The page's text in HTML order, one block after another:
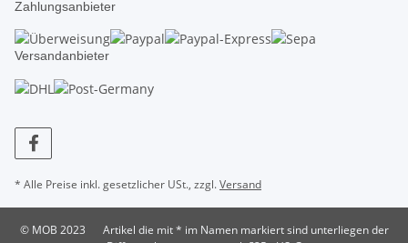
Zahlungsanbieter
Versandanbieter
* Alle Preise inkl. gesetzlicher USt., zzgl.Versand
© MOB 2023
Artikel die mit * im Namen markiert sind unterliegen der